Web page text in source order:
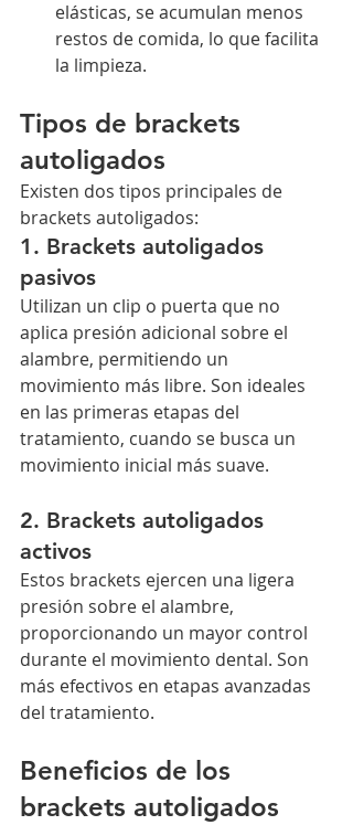
elásticas, se acumulan menos
restos de comida, lo que facilita
la limpieza.
Tipos de brackets
autoligados
Existen dos tipos principales de
brackets autoligados:
1. Brackets autoligados
pasivos
Utilizan un clip o puerta que no
aplica presión adicional sobre el
alambre, permitiendo un
movimiento más libre. Son ideales
en las primeras etapas del
tratamiento, cuando se busca un
movimiento inicial más suave.
2. Brackets autoligados
activos
Estos brackets ejercen una ligera
presión sobre el alambre,
proporcionando un mayor control
durante el movimiento dental. Son
más efectivos en etapas avanzadas
del tratamiento.
Beneficios de los
brackets autoligados